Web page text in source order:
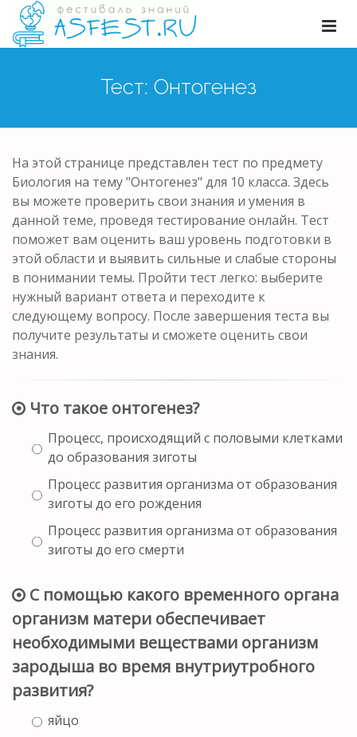
Тест: Онтогенез
На этой странице представлен тест по предмету
Биология на тему "Онтогенез" для 10 класса. Здесь
вы можете проверить свои знания и умения в
данной теме, проведя тестирование онлайн. Тест
поможет вам оценить ваш уровень подготовки в
этой области и выявить сильные и слабые стороны
в понимании темы. Пройти тест легко: выберите
нужный вариант ответа и переходите к
следующему вопросу. После завершения теста вы
получите результаты и сможете оценить свои
знания.
Что такое онтогенез?
Процесс, происходящий с половыми клетками
до образования зиготы
Процесс развития организма от образования
зиготы до его рождения
Процесс развития организма от образования
зиготы до его смерти
С помощью какого временного органа
организм матери обеспечивает
необходимыми веществами организм
зародыша во время внутриутробного
развития?
яйцо